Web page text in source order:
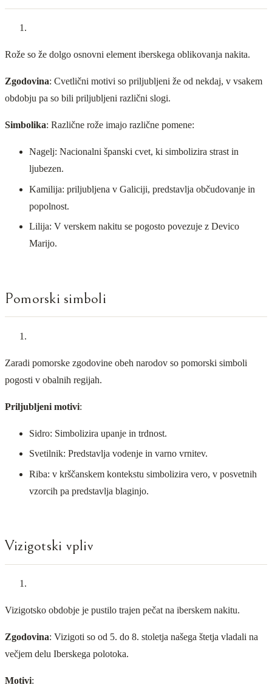
Rože so že dolgo osnovni element iberskega oblikovanja nakita.
Zgodovina: Cvetlični motivi so priljubljeni že od nekdaj, v vsakem
obdobju pa so bili priljubljeni različni slogi.
Simbolika: Različne rože imajo različne pomene:
Nagelj: Nacionalni španski cvet, ki simbolizira strast in
ljubezen.
Kamilija: priljubljena v Galiciji, predstavlja občudovanje in
popolnost.
Lilija: V verskem nakitu se pogosto povezuje z Devico
Marijo.
Pomorski simboli
Zaradi pomorske zgodovine obeh narodov so pomorski simboli
pogosti v obalnih regijah.
Priljubljeni motivi:
Sidro: Simbolizira upanje in trdnost.
Svetilnik: Predstavlja vodenje in varno vrnitev.
Riba: v krščanskem kontekstu simbolizira vero, v posvetnih
vzorcih pa predstavlja blaginjo.
Vizigotski vpliv
Vizigotsko obdobje je pustilo trajen pečat na iberskem nakitu.
Zgodovina: Vizigoti so od 5. do 8. stoletja našega štetja vladali na
večjem delu Iberskega polotoka.
Motivi: